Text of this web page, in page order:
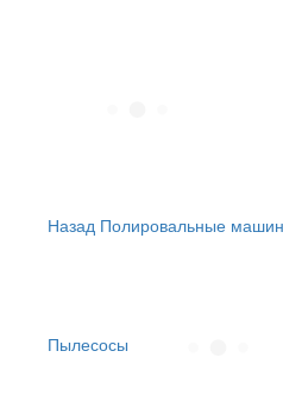
Назад Полировальные
Пылесосы